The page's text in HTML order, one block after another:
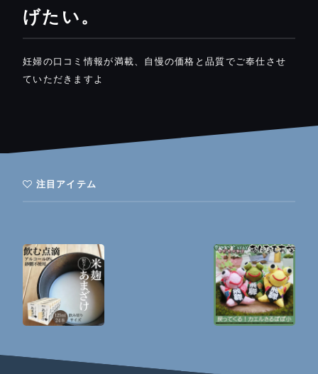
げたい。
妊婦の口コミ情報が満載、自慢の価格と品質でご奉仕させ
ていただきますよ
注目アイテム